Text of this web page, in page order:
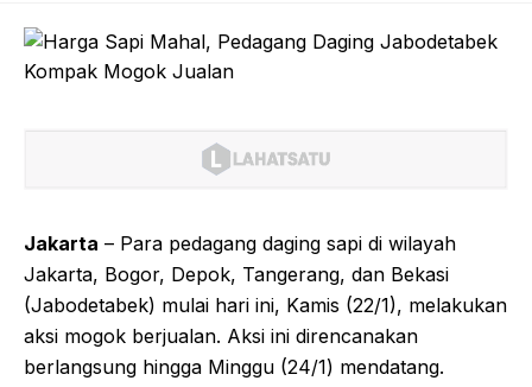
Jakarta – Para pedagang daging sapi di wilayah
Jakarta, Bogor, Depok, Tangerang, dan Bekasi
(Jabodetabek) mulai hari ini, Kamis (22/1), melakukan
aksi mogok berjualan. Aksi ini direncanakan
berlangsung hingga Minggu (24/1) mendatang.